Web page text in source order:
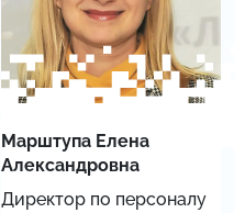
Марштупа Елена
Александровна
Директор по персоналу